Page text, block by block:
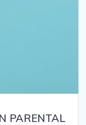
PARENTAL